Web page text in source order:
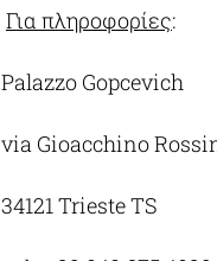
Για πληροφορίες:
Palazzo Gopcevich
via Gioacchino
34121 Trieste TS